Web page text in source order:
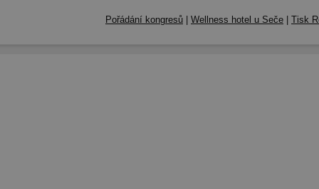
Pořádání kongresů Wellness hotel u Seče Tisk